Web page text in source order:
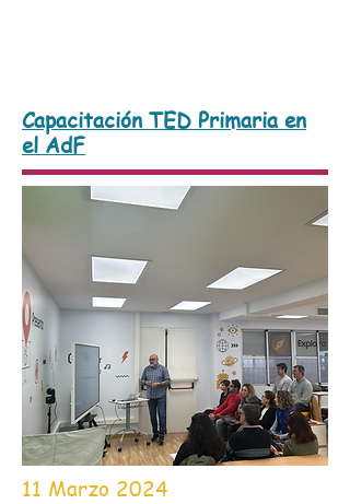
Capacitación TED Primaria en
el AdF
11 Marzo 2024